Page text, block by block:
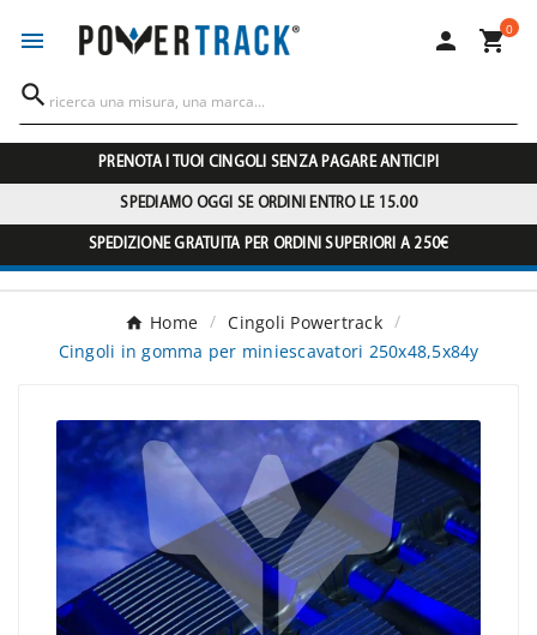
  0

PRENOTA I TUOI CINGOLI SENZA PAGARE ANTICIPI
SPEDIAMO OGGI SE ORDINI ENTRO LE 15.00
SPEDIZIONE GRATUITA PER ORDINI SUPERIORI A 250€
Home
Cingoli Powertrack
Cingoli in gomma per miniescavatori 250x48,5x84y